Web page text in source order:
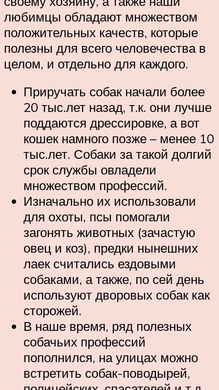
любимцы обладают множеством
положительных качеств, которые
полезны для всего человечества в
целом, и отдельно для каждого.
Приручать собак начали более
20 тыс.лет назад, т.к. они лучше
поддаются дрессировке, а вот
кошек намного позже – менее 10
тыс.лет. Собаки за такой долгий
срок службы овладели
множеством профессий.
Изначально их использовали
для охоты, псы помогали
загонять животных (зачастую
овец и коз), предки нынешних
лаек считались ездовыми
собаками, а также, по сей день
используют дворовых собак как
сторожей.
В наше время, ряд полезных
собачьих профессий
пополнился, на улицах можно
встретить собак-поводырей,